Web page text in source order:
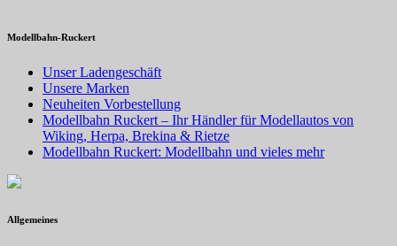
Modellbahn-Ruckert
Unser Ladengeschäft
Unsere Marken
Neuheiten Vorbestellung
Modellbahn Ruckert – Ihr Händler für Modellautos von
Wiking, Herpa, Brekina & Rietze
Modellbahn Ruckert: Modellbahn und vieles mehr
Allgemeines